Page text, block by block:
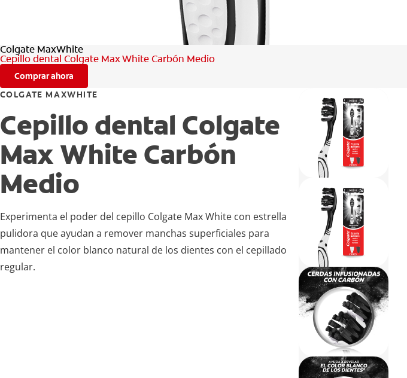
Colgate MaxWhite
Cepillo dental Colgate Max White Carbón Medio
Comprar ahora
COLGATE MAXWHITE
Cepillo dental Colgate
Max White Carbón
Medio
Experimenta el poder del cepillo Colgate Max White con estrella
pulidora que ayudan a remover manchas superficiales para
mantener el color blanco natural de los dientes con el cepillado
regular.